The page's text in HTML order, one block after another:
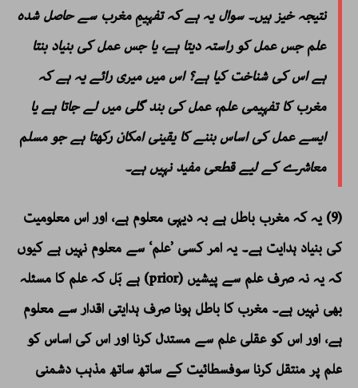
نتیجہ خیز ہیں۔ سوال یہ ہے کہ تفہیمِ مغرب سے حاصل شدہ
علم جس عمل کو راستہ دیتا ہے، یا جس عمل کی بنیاد بنتا
ہے اس کی شناخت کیا ہے؟ اس میں میری رائے یہ ہے کہ
مغرب کا تفہیمی علم، عمل کی بند گلی میں لے جاتا ہے یا
ایسے عمل کی اساس بننے کا یقینی امکان رکھتا ہے جو مسلم
معاشرے کے لیے قطعی مفید نہیں ہے۔
(9) یہ کہ مغرب باطل ہے بہ دیہی معلوم ہے، اور اس معلومیت
کی بنیاد ہدایت ہے۔ یہ امر کسی ’علم‘ سے معلوم نہیں ہے کیوں
کہ یہ نہ صرف علم سے پیشیں (prior) ہے بَل کہ علم کا مسئلہ
بھی نہیں ہے۔ مغرب کا باطل ہونا صرف ہدایتی اقدار سے معلوم
ہے، اور اس کو عقلی علم سے مستدل کرنا اور اس کی اساس کو
علم پر منتقل کرنا سوفسطائیت کے ساتھ ساتھ مذہب دشمنی